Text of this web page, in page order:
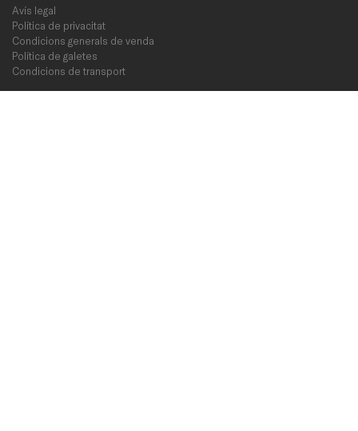
Avís legal
Política de privacitat
Condicions generals de venda
Política de galetes
Condicions de transport